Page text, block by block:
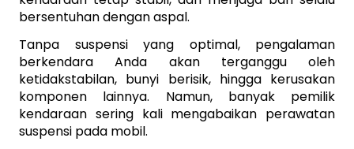
bersentuhan dengan aspal.
Tanpa suspensi yang optimal, pengalaman
berkendara Anda akan terganggu oleh
ketidakstabilan, bunyi berisik, hingga kerusakan
komponen lainnya.
Namun, banyak pemilik
kendaraan sering kali mengabaikan perawatan
suspensi pada mobil.